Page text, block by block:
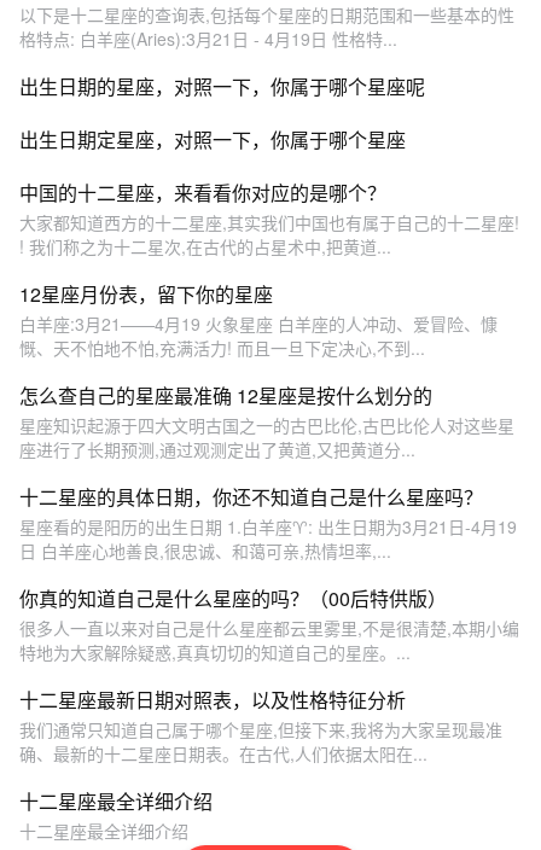
以下是十二星座的查询表,包括每个星座的日期范围和一些基本的性
格特点: 白羊座(Aries):3月21日 - 4月19日 性格特...
出生日期的星座，对照一下，你属于哪个星座呢
出生日期定星座，对照一下，你属于哪个星座
中国的十二星座，来看看你对应的是哪个？
大家都知道西方的十二星座,其实我们中国也有属于自己的十二星座!
! 我们称之为十二星次,在古代的占星术中,把黄道...
12星座月份表，留下你的星座
白羊座:3月21——4月19 火象星座 白羊座的人冲动、爱冒险、慷
慨、天不怕地不怕,充满活力! 而且一旦下定决心,不到...
怎么查自己的星座最准确 12星座是按什么划分的
星座知识起源于四大文明古国之一的古巴比伦,古巴比伦人对这些星
座进行了长期预测,通过观测定出了黄道,又把黄道分...
十二星座的具体日期，你还不知道自己是什么星座吗？
星座看的是阳历的出生日期 1.白羊座♈: 出生日期为3月21日-4月19
日 白羊座心地善良,很忠诚、和蔼可亲,热情坦率,...
你真的知道自己是什么星座的吗？（00后特供版）
很多人一直以来对自己是什么星座都云里雾里,不是很清楚,本期小编
特地为大家解除疑惑,真真切切的知道自己的星座。...
十二星座最新日期对照表，以及性格特征分析
我们通常只知道自己属于哪个星座,但接下来,我将为大家呈现最准
确、最新的十二星座日期表。在古代,人们依据太阳在...
十二星座最全详细介绍
十二星座最全详细介绍